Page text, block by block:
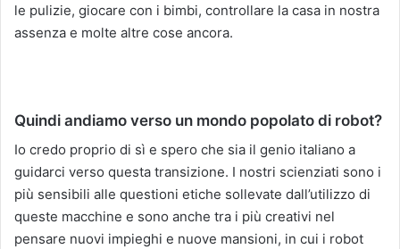
le pulizie, giocare con i bimbi, controllare la casa in nostra
assenza e molte altre cose ancora.
Quindi andiamo verso un mondo popolato di robot?
Io credo proprio di sì e spero che sia il genio italiano a
guidarci verso questa transizione. I nostri scienziati sono i
più sensibili alle questioni etiche sollevate dall’utilizzo di
queste macchine e sono anche tra i più creativi nel
pensare nuovi impieghi e nuove mansioni, in cui i robot